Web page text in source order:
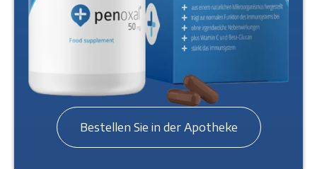
Bestellen Sie in der Apotheke